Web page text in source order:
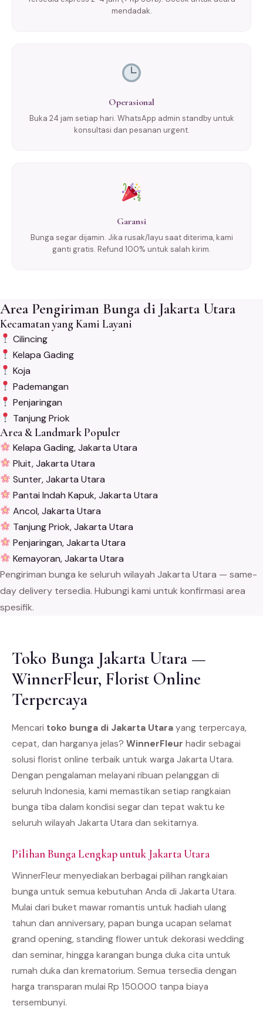
mendadak.
Operasional
Buka 24 jam setiap hari. WhatsApp admin standby untuk
konsultasi dan pesanan urgent.
Garansi
Bunga segar dijamin. Jika rusak/layu saat diterima, kami
ganti gratis. Refund 100% untuk salah kirim.
Area Pengiriman Bunga di Jakarta Utara
Kecamatan yang Kami Layani
Cilincing
Kelapa Gading
Koja
Pademangan
Penjaringan
Tanjung Priok
Area & Landmark Populer
Kelapa Gading, Jakarta Utara
Pluit, Jakarta Utara
Sunter, Jakarta Utara
Pantai Indah Kapuk, Jakarta Utara
Ancol, Jakarta Utara
Tanjung Priok, Jakarta Utara
Penjaringan, Jakarta Utara
Kemayoran, Jakarta Utara
Pengiriman bunga ke seluruh wilayah Jakarta Utara — same-
day delivery tersedia. Hubungi kami untuk konfirmasi area
spesifik.
Toko Bunga Jakarta Utara —
WinnerFleur, Florist Online
Terpercaya
Mencari toko bunga di Jakarta Utara yang terpercaya,
cepat, dan harganya jelas? WinnerFleur hadir sebagai
solusi florist online terbaik untuk warga Jakarta Utara.
Dengan pengalaman melayani ribuan pelanggan di
seluruh Indonesia, kami memastikan setiap rangkaian
bunga tiba dalam kondisi segar dan tepat waktu ke
seluruh wilayah Jakarta Utara dan sekitarnya.
Pilihan Bunga Lengkap untuk Jakarta Utara
WinnerFleur menyediakan berbagai pilihan rangkaian
bunga untuk semua kebutuhan Anda di Jakarta Utara.
Mulai dari buket mawar romantis untuk hadiah ulang
tahun dan anniversary, papan bunga ucapan selamat
grand opening, standing flower untuk dekorasi wedding
dan seminar, hingga karangan bunga duka cita untuk
rumah duka dan krematorium. Semua tersedia dengan
harga transparan mulai Rp 150.000 tanpa biaya
tersembunyi.